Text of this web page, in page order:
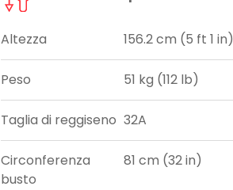
Altezza 156.2 cm (5 ft 1 in)
Peso 51 kg (112 lb)
Taglia di reggiseno 32A
Circonferenza
busto
81 cm (32 in)